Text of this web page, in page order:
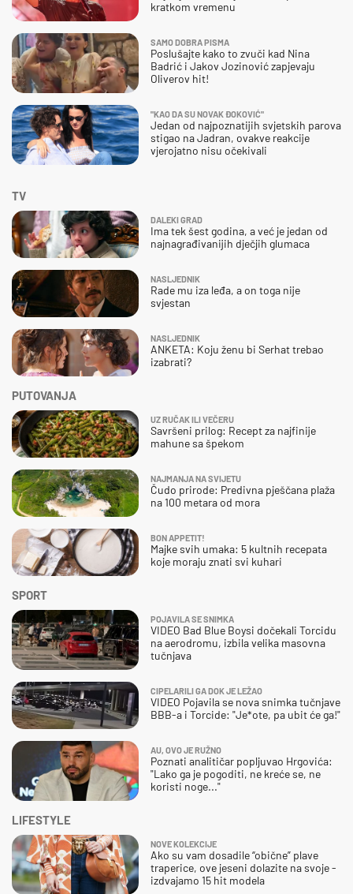
kratkom vremenu
SAMO DOBRA PISMA
Poslušajte kako to zvuči kad Nina
Badrić i Jakov Jozinović zapjevaju
Oliverov hit!
"KAO DA SU NOVAK ĐOKOVIĆ"
Jedan od najpoznatijih svjetskih parova
stigao na Jadran, ovakve reakcije
vjerojatno nisu očekivali
SPORT
POJAVILA SE SNIMKA
VIDEO Bad Blue Boysi dočekali Torcidu
na aerodromu, izbila velika masovna
tučnjava
CIPELARILI GA DOK JE LEŽAO
VIDEO Pojavila se nova snimka tučnjave
BBB-a i Torcide: "Je*ote, pa ubit će ga!"
AU, OVO JE RUŽNO
Poznati analitičar popljuvao Hrgovića:
"Lako ga je pogoditi, ne kreće se, ne
koristi noge..."
TV
DALEKI GRAD
Ima tek šest godina, a već je jedan od
najnagrađivanijih dječjih glumaca
NASLJEDNIK
Rade mu iza leđa, a on toga nije
svjestan
NASLJEDNIK
ANKETA: Koju ženu bi Serhat trebao
izabrati?
PUTOVANJA
UZ RUČAK ILI VEČERU
Savršeni prilog: Recept za najfinije
mahune sa špekom
NAJMANJA NA SVIJETU
Čudo prirode: Predivna pješčana plaža
na 100 metara od mora
BON APPETIT!
Majke svih umaka: 5 kultnih recepata
koje moraju znati svi kuhari
LIFESTYLE
NOVE KOLEKCIJE
Ako su vam dosadile “obične” plave
traperice, ove jeseni dolazite na svoje -
izdvajamo 15 hit modela